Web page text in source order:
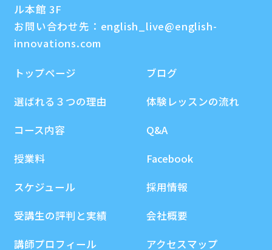
ル本館 3F
お問い合わせ先： english_live@english-
innovations.com
トップページ
選ばれる３つの理由
コース内容
授業料
スケジュール
受講生の評判と実績
講師プロフィール
ブログ
体験レッスンの流れ
Q&A
Facebook
採用情報
会社概要
アクセスマップ